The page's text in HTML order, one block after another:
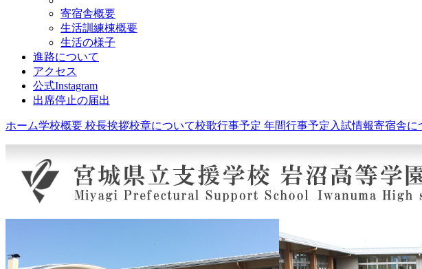
寄宿舎概要
生活訓練棟概要
生活の様子
進路について
アクセス
公式Instagram
出席停止の届出
ホーム学校概要 校長挨拶校章について校歌行事予定 年間行事予定 入試情報寄宿舎に